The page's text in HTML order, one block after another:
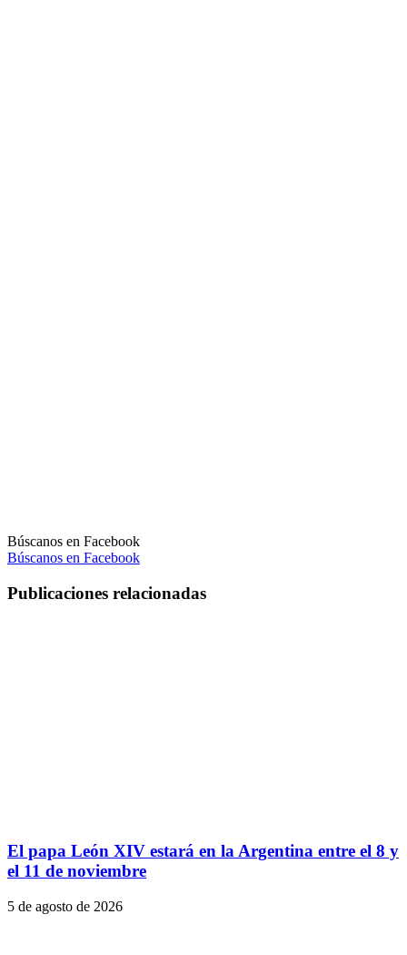
Búscanos en Facebook
Búscanos en Facebook
Publicaciones relacionadas
El papa León XIV estará en la Argentina entre el 8 y
el 11 de noviembre
5 de agosto de 2026